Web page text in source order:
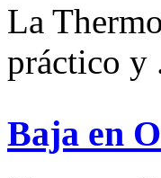
La
práctico y
Baja en